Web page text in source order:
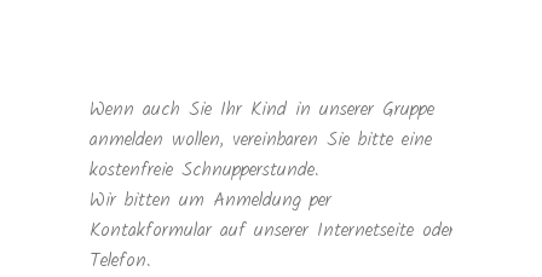
Wenn auch Sie Ihr Kind in unserer Gruppe
anmelden wollen, vereinbaren Sie bitte eine
kostenfreie Schnupperstunde.
Wir bitten um Anmeldung per
Kontakformular auf unserer Internetseite oder
Telefon.